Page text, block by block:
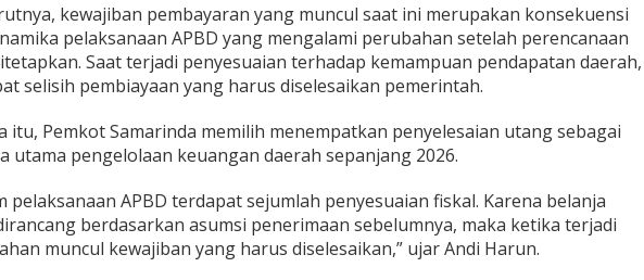
kewajiban pembayaran yang muncul saat ini merupakan konsekuensi
pelaksanaan APBD yang mengalami perubahan setelah perencanaan
Saat terjadi penyesuaian terhadap kemampuan pendapatan daerah,
selisih pembiayaan yang harus diselesaikan pemerintah.
itu, Pemkot Samarinda memilih menempatkan penyelesaian utang sebagai
utama pengelolaan keuangan daerah sepanjang 2026.
pelaksanaan APBD terdapat sejumlah penyesuaian fiskal. Karena belanja
berdasarkan asumsi penerimaan sebelumnya, maka ketika terjadi
muncul kewajiban yang harus diselesaikan,” ujar Andi Harun.